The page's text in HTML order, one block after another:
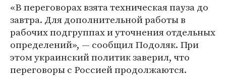
«В переговорах взята техническая пауза до
завтра. Для дополнительной работы в
рабочих подгруппах и уточнения отдельных
определений», — сообщил Подоляк. При
этом украинский политик заверил, что
переговоры с Россией продолжаются.